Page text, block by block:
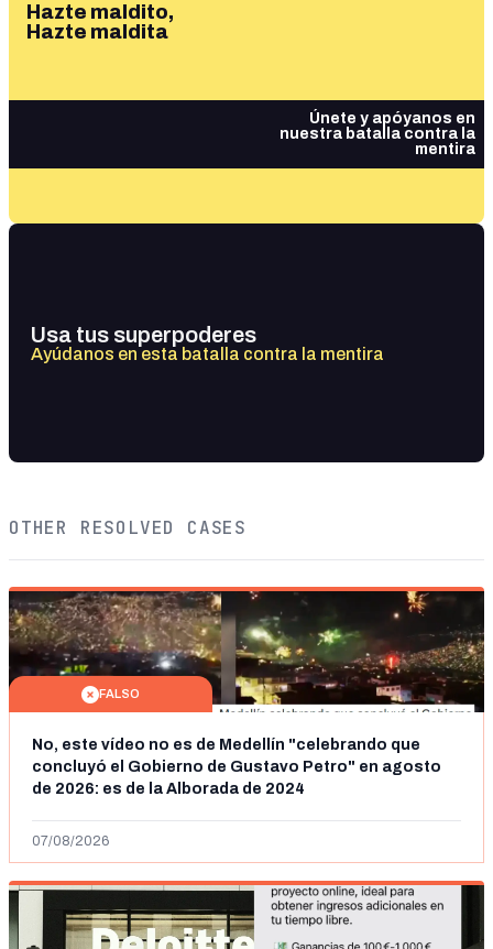
Hazte maldito,
Hazte maldita
Únete y apóyanos en
nuestra batalla contra la
mentira
Usa tus superpoderes
Ayúdanos en esta batalla contra la mentira
OTHER RESOLVED CASES
FALSO
No, este vídeo no es de Medellín "celebrando que
concluyó el Gobierno de Gustavo Petro" en agosto
de 2026: es de la Alborada de 2024
07/08/2026